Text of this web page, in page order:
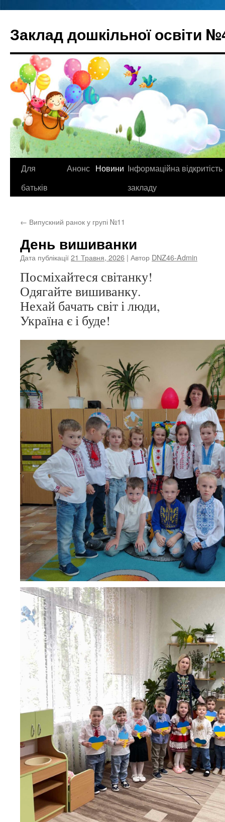
вмісту
Заклад дошкільної освіти
Для
батьків
Анонс Новини Інформаційна відкритість
закладу
← Випускний ранок у групі №11
День вишиванки
Дата публікації21 Травня, 2026 | Автор DNZ46-Admin
Посміхайтеся світанку!
Одягайте вишиванку.
Нехай бачать світ і люди,
Україна є і буде!